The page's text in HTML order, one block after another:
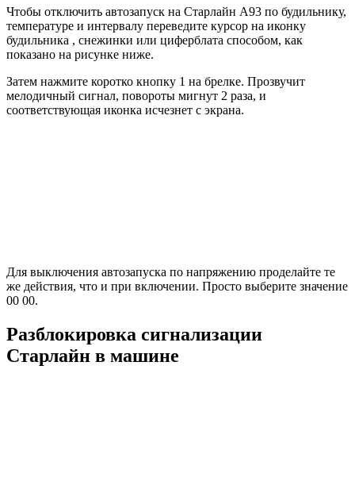
Чтобы отключить автозапуск на Старлайн А93 по будильнику,
температуре и интервалу переведите курсор на иконку
будильника , снежинки или циферблата способом, как
показано на рисунке ниже.
Затем нажмите коротко кнопку 1 на брелке. Прозвучит
мелодичный сигнал, повороты мигнут 2 раза, и
соответствующая иконка исчезнет с экрана.
Для выключения автозапуска по напряжению проделайте те
же действия, что и при включении. Просто выберите значение
00 00.
Разблокировка сигнализации
Старлайн в машине